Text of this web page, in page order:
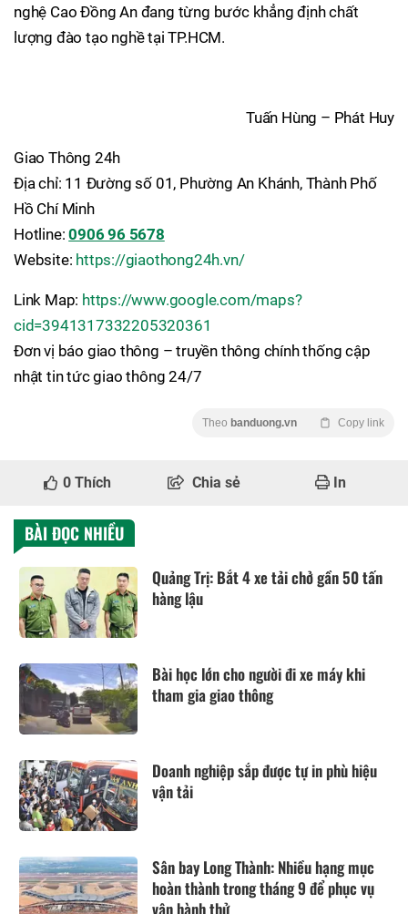
nghệ Cao Đồng An đang từng bước khẳng định chất
lượng đào tạo nghề tại TP.HCM.
Tuấn Hùng – Phát Huy
Giao Thông 24h
Địa chỉ: 11 Đường số 01, Phường An Khánh, Thành Phố
Hồ Chí Minh
Hotline:0906 96 5678
Website: https://giaothong24h.vn/
Link Map: https://www.google.com/maps?
cid=3941317332205320361
Đơn vị báo giao thông – truyền thông chính thống cập
nhật tin tức giao thông 24/7
Theo banduong.vn Copy link
0 Thích Chia sẻ In
BÀI ĐỌC NHIỀU
Quảng Trị: Bắt 4 xe tải chở gần 50 tấn
hàng lậu
Bài học lớn cho người đi xe máy khi
tham gia giao thông
Doanh nghiệp sắp được tự in phù hiệu
vận tải
Sân bay Long Thành: Nhiều hạng mục
hoàn thành trong tháng 9 để phục vụ
vận hành thử